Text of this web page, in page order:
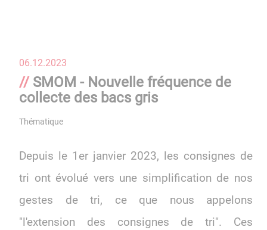
06.12.2023
SMOM - Nouvelle fréquence de
collecte des bacs gris
Thématique
Depuis le 1er janvier 2023, les consignes de
tri ont évolué vers une simplification de nos
gestes de tri, ce que nous appelons
"l'extension des consignes de tri". Ces